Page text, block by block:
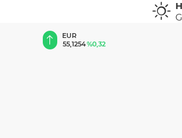
GBP
64,3468%0,38